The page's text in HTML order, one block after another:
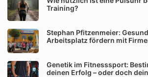
Training?
Stephan Pfitzenmeier:
Arbeitsplatz fördern mit
Genetik im Fitnesssport:
deinen Erfolg – oder doch